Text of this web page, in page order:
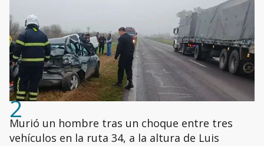
2
Murió un hombre tras un choque entre tres
vehículos en la ruta 34, a la altura de Luis